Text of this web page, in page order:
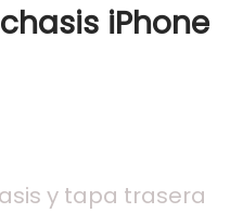
iPhone
y tapa trasera